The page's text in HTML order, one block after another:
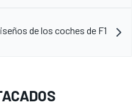
de los coches de F1